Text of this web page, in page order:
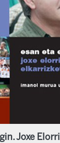
Joxe